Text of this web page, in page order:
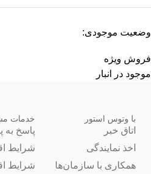
وضعیت موجودی:
فروش ویژه
موجود در انبار
با وتوس استور
اتاق خبر
اخذ نمایندگی
همکاری با سازمان‌ها
خدمات
پاسخ
شرایط
شرایط